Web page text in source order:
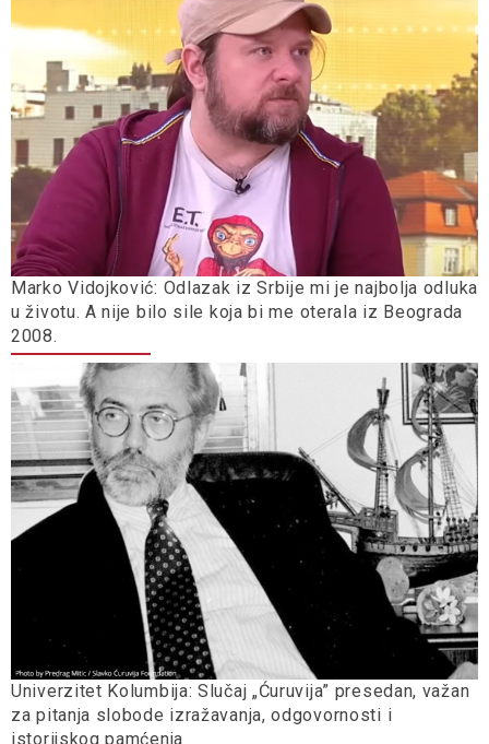
Marko Vidojković: Odlazak iz Srbije mi je najbolja odluka
u životu. A nije bilo sile koja bi me oterala iz Beograda
2008.
Univerzitet Kolumbija: Slučaj „Ćuruvija” presedan, važan
za pitanja slobode izražavanja, odgovornosti i
istorijskog pamćenja